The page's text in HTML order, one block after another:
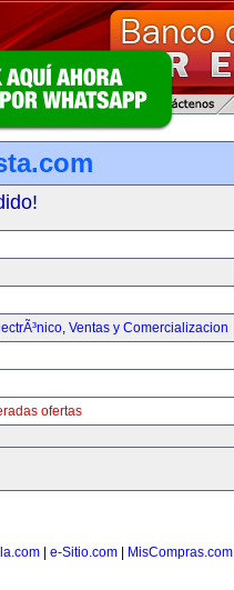
, Ventas y Comercializacion
ofertas
e-Sitio.com MisCompras.com